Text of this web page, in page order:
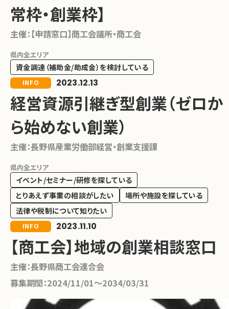
常枠・創業枠】
主催： 【申請窓口】商工会議所・商工会
県内全エリア
資金調達（補助金/助成金）を検討している
INFO 2023.12.13
経営資源引継ぎ型創業（ゼロか
ら始めない創業）
主催：長野県産業労働部経営・創業支援課
県内全エリア
イベント/セミナー/研修を探している
とりあえず事業の相談がしたい
場所や施設を探している
法律や税制について知りたい
INFO 2023.11.10
【商工会】地域の創業相談窓口
主催：長野県商工会連合会
募集期間：2024/11/01〜2034/03/31